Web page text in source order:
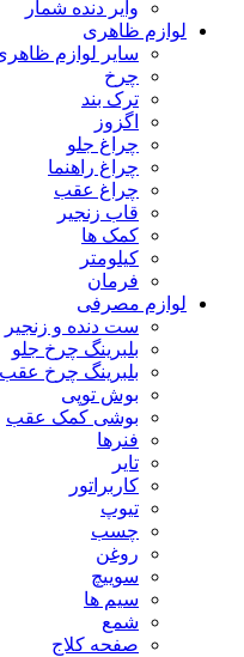
وایر دنده شمار
لوازم ظاهری
سایر لوازم
چرخ
ترک بند
اگزوز
چراغ جلو
چراغ راهنما
چراغ عقب
قاب زنجیر
کمک ها
کیلومتر
فرمان
لوازم مصرفی
ست دنده و زنجیر
بلبرینگ چرخ جلو
بلبرینگ چرخ عقب
بوش توپی
بوشی کمک عقب
فنرها
تایر
کاربراتور
تیوپ
چسب
روغن
سوییچ
سیم ها
شمع
صفحه کلاج